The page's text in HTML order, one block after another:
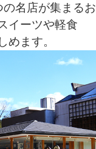
名店が集まるお
イーツや軽食
めます。